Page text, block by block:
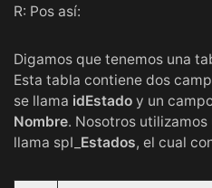
R: Pos así:
Digamos que tenemos una
Esta tabla contiene dos
se llama idEstado y un
Nombre. Nosotros utilizamos
llama spI_ Estados, el cual